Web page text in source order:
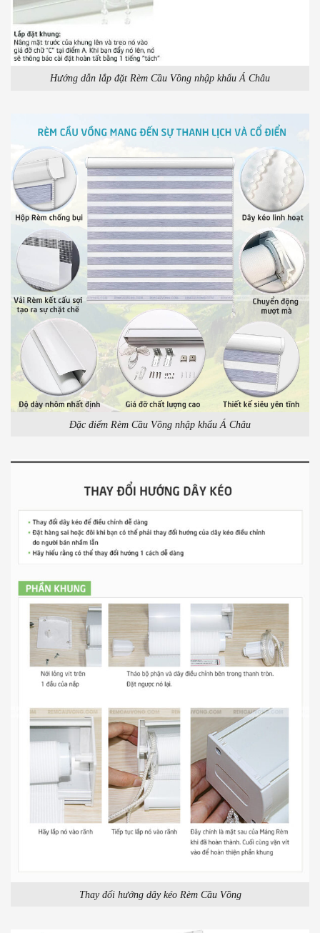
Hướng dẫn lắp đặt Rèm Cầu Vồng nhập khẩu Á Châu
Đặc điểm Rèm Cầu Vồng nhập khẩu Á Châu
Thay đổi hướng dây kéo Rèm Cầu Vồng